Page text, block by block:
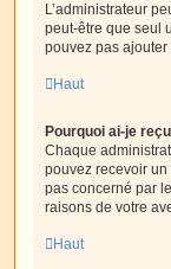
L’administrateur
peut-être que seul
pouvez pas
Haut
Pourquoi ai-je
Chaque
pouvez recevoir un
pas concerné par
raisons de votre
Haut